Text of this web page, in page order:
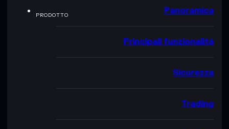
PRODOTTO Panoramica
Principali funzionalità
Sicurezza
Trading